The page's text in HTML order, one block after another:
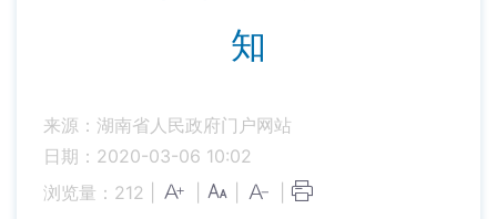
知
来源：湖南省人民政府门户网站
日期：2020-03-06 10:02
浏览量： 212